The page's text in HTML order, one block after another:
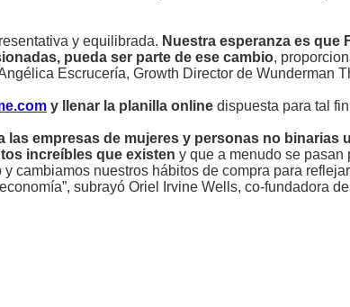
y equilibrada. Nuestra esperanza es que
pueda ser parte de ese cambio,
Escrucería, Growth Director de Wunderman
y llenar la planilla online dispuesta para tal
las empresas de mujeres y personas no binarias
increíbles que existen y que a menudo se pasan
cambiamos nuestros hábitos de compra para
subrayó Oriel Irvine Wells, co-fundadora